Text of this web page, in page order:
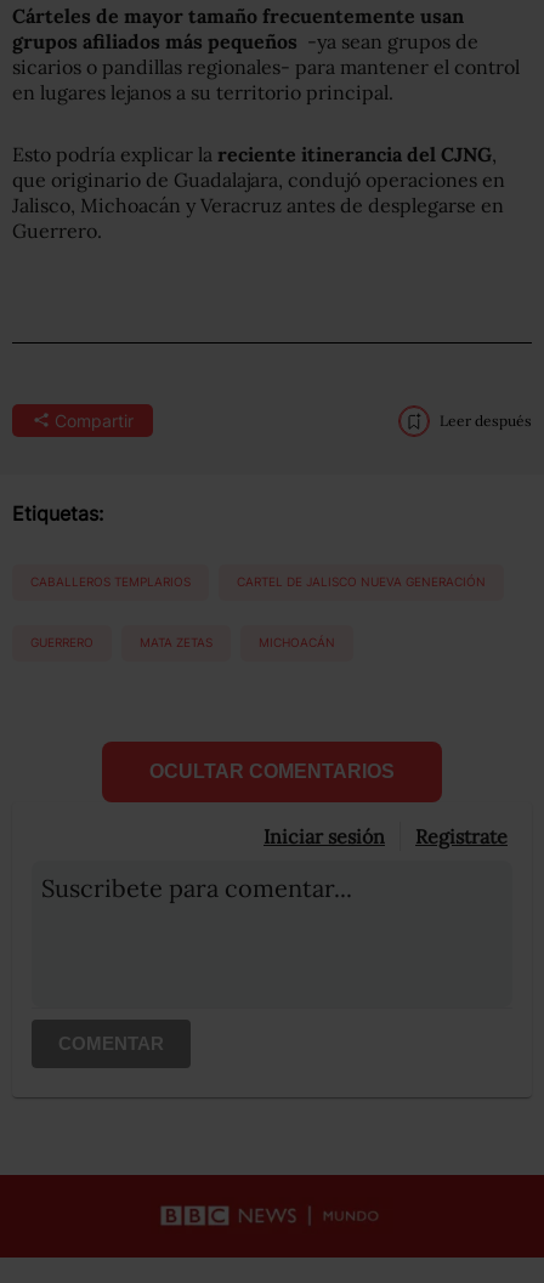
Cárteles de mayor tamaño frecuentemente usan
grupos afiliados más pequeños -ya sean grupos de
sicarios o pandillas regionales- para mantener el control
en lugares lejanos a su territorio principal.
Esto podría explicar la reciente itinerancia del CJNG
que originario de Guadalajara, condujó operaciones en
Jalisco, Michoacán y Veracruz antes de desplegarse en
Guerrero.
Compartir Leer después
Etiquetas:
CABALLEROS TEMPLARIOS CARTEL DE JALISCO NUEVA GENERACIÓN
GUERRERO MATA ZETAS MICHOACÁN
OCULTAR COMENTARIOS
Iniciar sesión Registrate
Suscribete para comentar...
COMENTAR